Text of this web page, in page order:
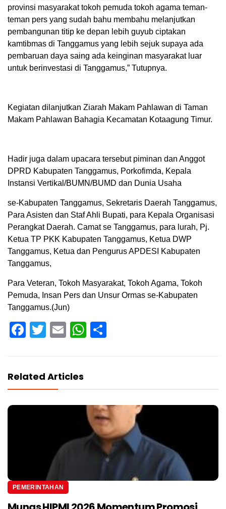
provinsi masyarakat tokoh pemuda tokoh agama teman-
teman pers yang sudah bahu membahu melanjutkan
pembangunan titip ke depan lebih guyub ciptakan
kamtibmas di Tanggamus yang lebih sejuk supaya ada
pembaruan daya saing ada keinginan masyarakat luar
untuk berinvestasi di Tanggamus,” Tutupnya.
Kegiatan dilanjutkan Ziarah Makam Pahlawan di Taman
Makam Pahlawan Bahagia Kecamatan Kotaagung Timur.
Hadir juga dalam upacara tersebut piminan dan Anggot
DPRD Kabupaten Tanggamus, Porkofimda, Kepala
Instansi Vertikal/BUMN/BUMD dan Dunia Usaha
se-Kabupaten Tanggamus, Sekretaris Daerah Tanggamus,
Para Asisten dan Staf Ahli Bupati, para Kepala Organisasi
Perangkat Daerah. Camat se Tanggamus, para lurah, Pj.
Ketua TP PKK Kabupaten Tanggamus, Ketua DWP
Tanggamus, Ketua dan Pengurus APDESI Kabupaten
Tanggamus,
Para Veteran, Tokoh Masyarakat, Tokoh Agama, Tokoh
Pemuda, Insan Pers dan Unsur Ormas se-Kabupaten
Tanggamus.(Jun)
Facebook
Twitter
EmailWhatsApp
Related Articles
PEMERINTAHAN